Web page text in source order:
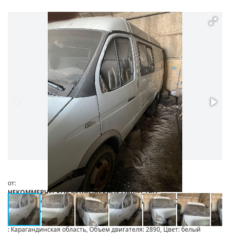
от:
НЕКОММЕРЧЕСКОЕ АКЦИОНЕРНОЕ ОБЩЕСТВО
«ГОСУДАРСТВЕННАЯ КОРПОРАЦИЯ «ПРАВИТЕЛЬСТВО ДЛЯ
ГРАЖДАН»
: Карагандинская область, Объем двигателя: 2890, Цвет: белый